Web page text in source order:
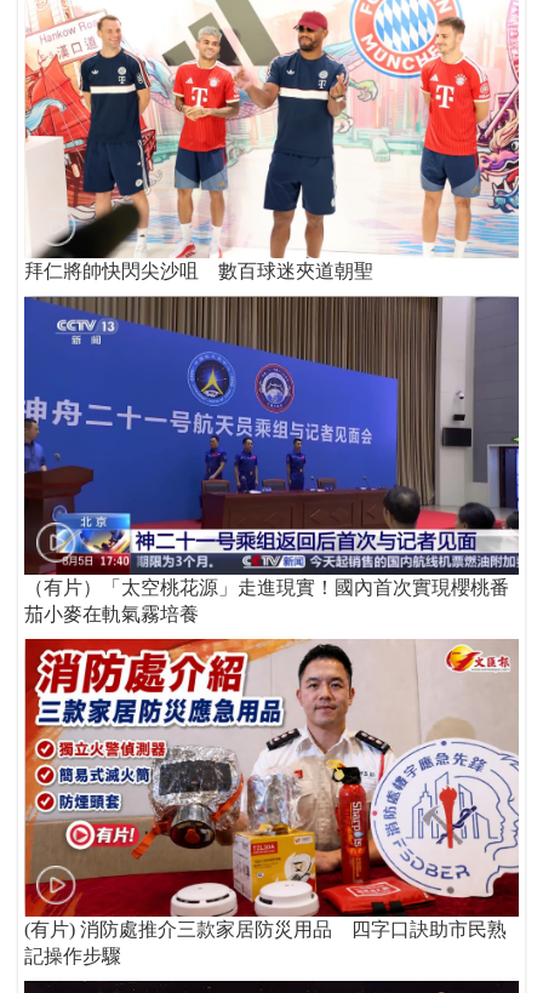
拜仁將帥快閃尖沙咀 數百球迷夾道朝聖
（有片）「太空桃花源」走進現實！國內首次實現櫻桃番
茄小麥在軌氣霧培養
(有片) 消防處推介三款家居防災用品 四字口訣助市民熟
記操作步驟